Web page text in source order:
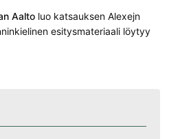
Aalto luo katsauksen Alexejn
esitysmateriaali löytyy